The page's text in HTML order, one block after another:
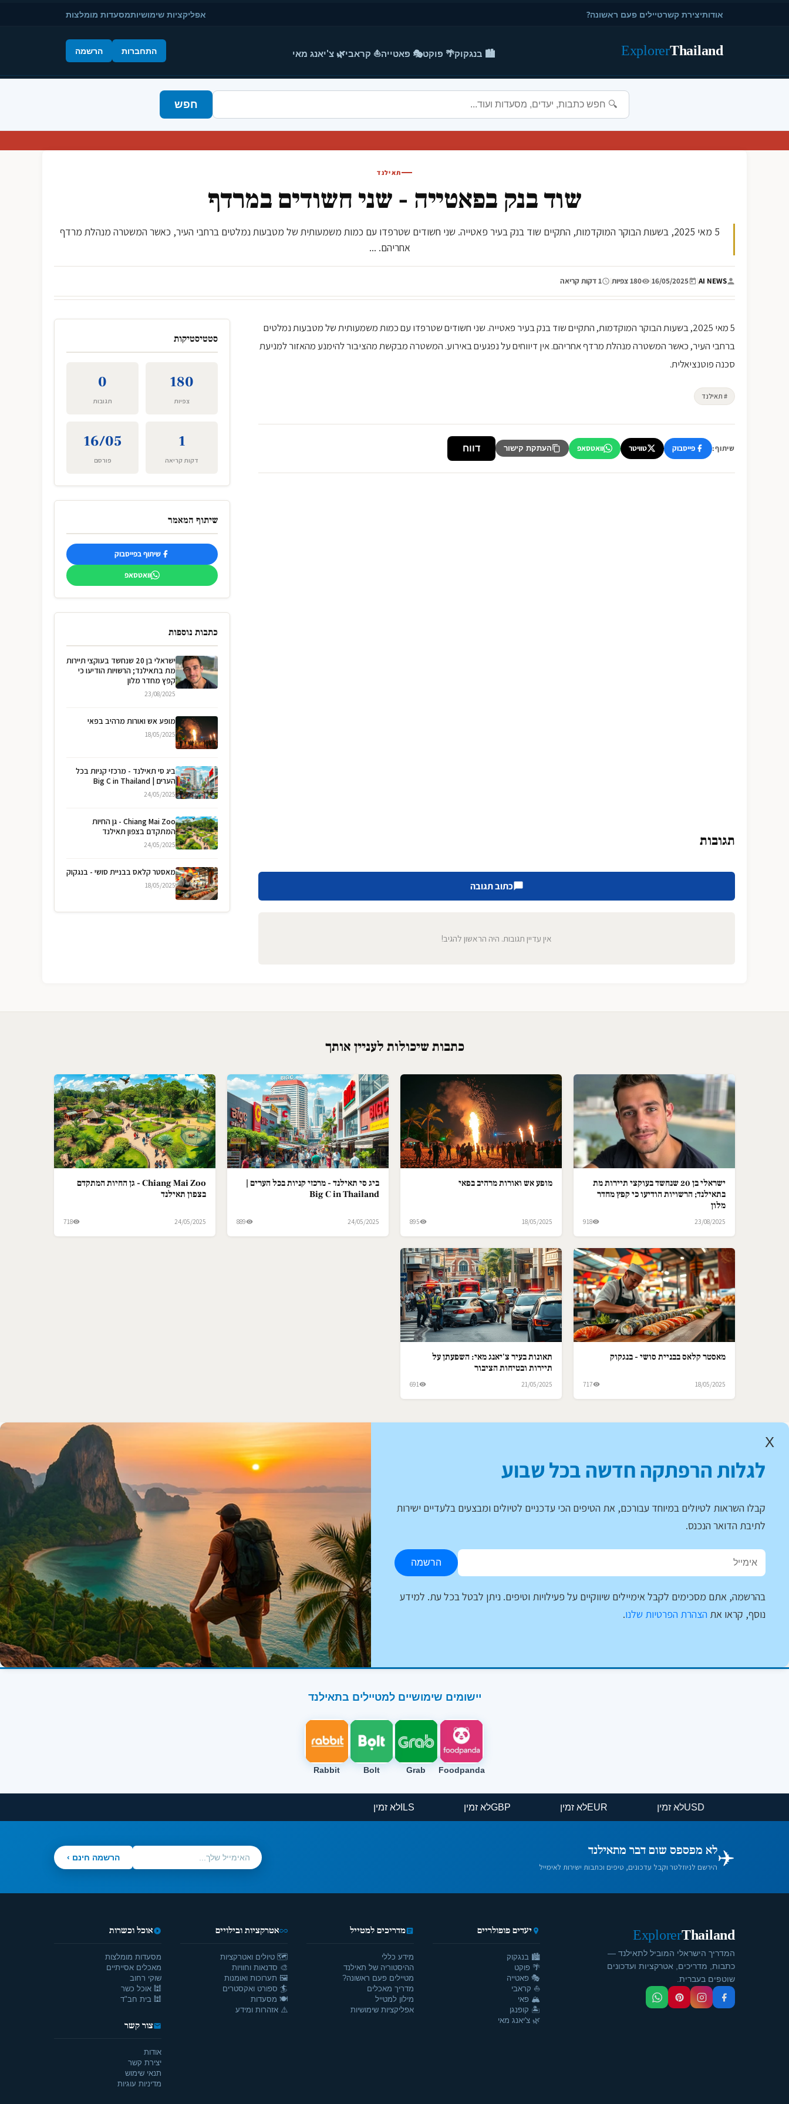
אודותיצירת קשרטיילים פעם ראשונה? אפליקציות שימושיותמסעדות מומלצות
Thailand
Explorer 🏙️ בנגקוק🌴 פוקט🎭 פאטייה⛵ קראבי🌿 צ'יאנג מאי התחברות הרשמה
חפש
תאילנד
שוד בנק בפאטייה - שני חשודים במרדף
5 מאי 2025, בשעות הבוקר המוקדמות, התקיים שוד בנק בעיר פאטייה. שני חשודים שטרפדו עם כמות משמעותית של מטבעות נמלטים ברחבי העיר, כאשר המשטרה מנהלת מרדף
אחריהם. ...
AI NEWS
|
16/05/2025
| 180 צפיות | 1 דקות קריאה
5 מאי 2025, בשעות הבוקר המוקדמות, התקיים שוד בנק בעיר פאטייה. שני חשודים שטרפדו עם כמות משמעותית של מטבעות נמלטים
ברחבי העיר, כאשר המשטרה מנהלת מרדף אחריהם. אין דיווחים על נפגעים באירוע. המשטרה מבקשת מהציבור להימנע מהאזור למניעת
סכנה פוטנציאלית.
# תאילנד
שיתוף: פייסבוק טוויטר וואטסאפ העתקת קישור דווח
תגובות
כתוב תגובה
אין עדיין תגובות. היה הראשון להגיב!
סטטיסטיקות
180
צפיות
0
תגובות
1
דקות קריאה
16/05
פורסם
שיתוף המאמר
שיתוף בפייסבוק
וואטסאפ
כתבות נוספות
ישראלי בן 20 שנחשד בעוקצי תיירות
מת בתאילנד; הרשויות הודיעו כי
קפץ מחדר מלון
23/08/2025
מופע אש ואורות מרהיב בפאי
18/05/2025
ביג סי תאילנד - מרכזי קניות בכל
הערים | Big C in Thailand
24/05/2025
Chiang Mai Zoo - גן החיות
המתקדם בצפון תאילנד
24/05/2025
מאסטר קלאס בבניית סושי - בנגקוק
18/05/2025
כתבות שיכולות לעניין אותך
ישראלי בן 20 שנחשד בעוקצי תיירות מת
בתאילנד; הרשויות הודיעו כי קפץ מחדר
מלון
23/08/2025
918
מופע אש ואורות מרהיב בפאי
18/05/2025
895
ביג סי תאילנד - מרכזי קניות בכל הערים |
Big C in Thailand
24/05/2025
889
Chiang Mai Zoo - גן החיות המתקדם
בצפון תאילנד
24/05/2025
718
מאסטר קלאס בבניית סושי - בנגקוק
18/05/2025
717
תאונות בעיר צ'יאנג מאי: השפעתן על
תיירות ובטיחות הציבור
21/05/2025
691
X
לגלות הרפתקה חדשה בכל שבוע
קבלו השראות לטיולים במיוחד עבורכם, את הטיפים הכי עדכניים לטיולים ומבצעים בלעדיים ישירות
לתיבת הדואר הנכנס.
הרשמה
בהרשמה, אתם מסכימים לקבל אימיילים שיווקיים על פעילויות וטיפים. ניתן לבטל בכל עת. למידע
נוסף, קראו את הצהרת הפרטיות שלנו.
יישומים שימושיים למטיילים בתאילנד
Foodpanda
Grab
Bolt
Rabbit
USD
EUR
GBP
ILS
✈️לא מפספס שום דבר מתאילנד
הירשם לניוזלטר וקבל עדכונים, טיפים וכתבות ישירות לאימייל
הרשמה חינם ›
Thailand
Explorer
המדריך הישראלי המוביל לתאילנד —
כתבות, מדריכים, אטרקציות ועדכונים
שוטפים בעברית.
יעדים פופולריים
🏙️ בנגקוק
🌴 פוקט
🎭 פאטייה
⛵ קראבי
🏔️ פאי
🏝️ קופנגן
🌿 צ'יאנג מאי
מדריכים למטייל
מידע כללי
ההיסטוריה של תאילנד
מטיילים פעם ראשונה?
מדריך מאכלים
מילון למטייל
אפליקציות שימושיות
אטרקציות ובילויים
🗺️ טיולים ואטרקציות
🎨 סדנאות וחוויות
🖼️ תערוכות ואומנות
🏄 ספורט ואקסטרים
🍽️ מסעדות
⚠️ אזהרות ומידע
אוכל וכשרות
מסעדות מומלצות
מאכלים אסייתיים
שוקי רחוב
🕍 אוכל כשר
🕍 בית חב"ד
צור קשר
אודות
יצירת קשר
תנאי שימוש
מדיניות עוגיות